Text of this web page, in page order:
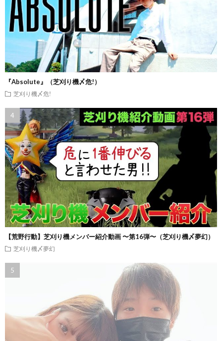
『Absolute』（芝刈り機〆危!）
芝刈り機〆危!
【荒野行動】芝刈り機メンバー紹介動画 〜第16弾〜（芝刈り機〆夢幻）
芝刈り機〆夢幻